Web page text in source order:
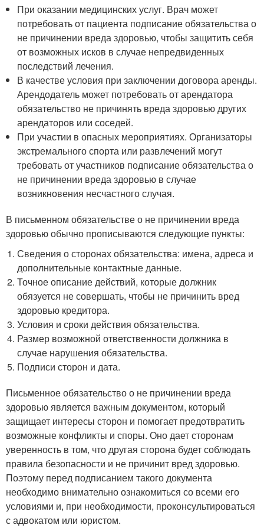
При оказании медицинских услуг. Врач может
потребовать от пациента подписание обязательства о
не причинении вреда здоровью, чтобы защитить себя
от возможных исков в случае непредвиденных
последствий лечения.
В качестве условия при заключении договора аренды.
Арендодатель может потребовать от арендатора
обязательство не причинять вреда здоровью других
арендаторов или соседей.
При участии в опасных мероприятиях. Организаторы
экстремального спорта или развлечений могут
требовать от участников подписание обязательства о
не причинении вреда здоровью в случае
возникновения несчастного случая.
В письменном обязательстве о не причинении вреда
здоровью обычно прописываются следующие пункты:
Сведения о сторонах обязательства: имена, адреса и
дополнительные контактные данные.
Точное описание действий, которые должник
обязуется не совершать, чтобы не причинить вред
здоровью кредитора.
Условия и сроки действия обязательства.
Размер возможной ответственности должника в
случае нарушения обязательства.
Подписи сторон и дата.
Письменное обязательство о не причинении вреда
здоровью является важным документом, который
защищает интересы сторон и помогает предотвратить
возможные конфликты и споры. Оно дает сторонам
уверенность в том, что другая сторона будет соблюдать
правила безопасности и не причинит вред здоровью.
Поэтому перед подписанием такого документа
необходимо внимательно ознакомиться со всеми его
условиями и, при необходимости, проконсультироваться
с адвокатом или юристом.